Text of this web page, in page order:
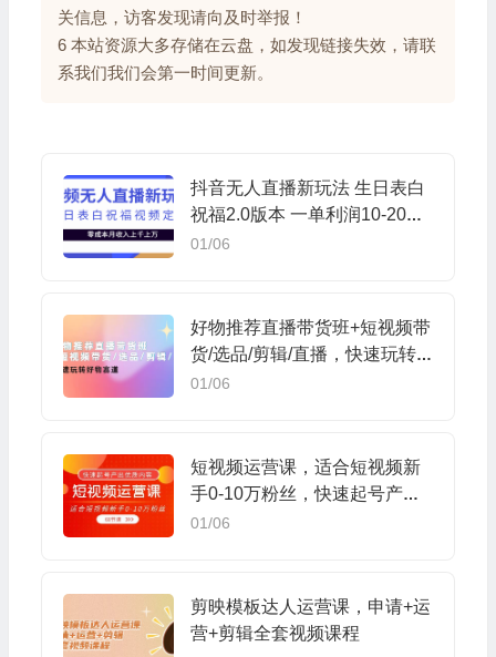
关信息，访客发现请向及时举报！
6 本站资源大多存储在云盘，如发现链接失效，请联
系我们我们会第一时间更新。
抖音无人直播新玩法 生日表白
祝福2.0版本 一单利润10-20元
(模板+软件+教程)
01/06
好物推荐直播带货班+短视频带
货/选品/剪辑/直播，快速玩转
好物赛道
01/06
短视频运营课，适合短视频新
手0-10万粉丝，快速起号产出
优质内容（68节课）
01/06
剪映模板达人运营课，申请+运
营+剪辑全套视频课程